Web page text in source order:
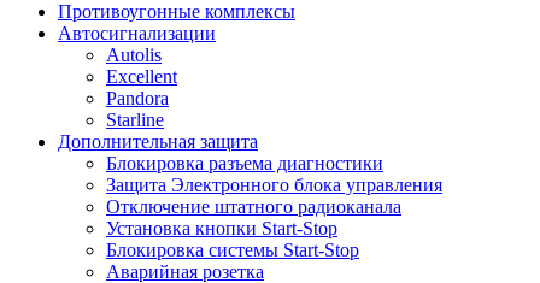
Противоугонные комплексы
Автосигнализации
Autolis
Excellent
Pandora
Starline
Дополнительная защита
Блокировка разъема диагностики
Защита Электронного блока управления
Отключение штатного радиоканала
Установка кнопки Start-Stop
Блокировка системы Start-Stop
Аварийная розетка